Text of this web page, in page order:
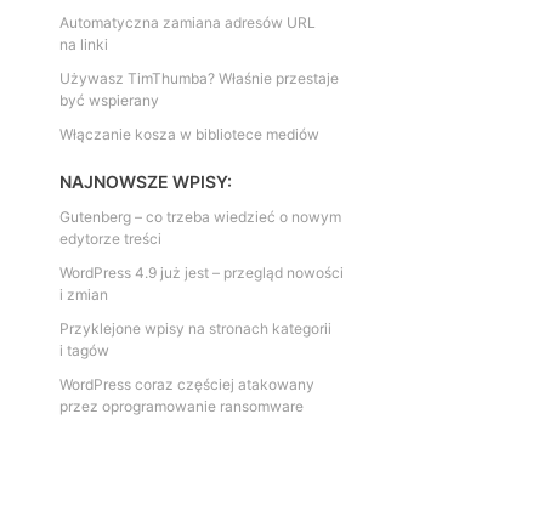
Automatyczna zamiana adresów URL
na linki
Używasz TimThumba? Właśnie przestaje
być wspierany
Włączanie kosza w bibliotece mediów
NAJNOWSZE WPISY:
Gutenberg – co trzeba wiedzieć o nowym
edytorze treści
WordPress 4.9 już jest – przegląd nowości
i zmian
Przyklejone wpisy na stronach kategorii
i tagów
WordPress coraz częściej atakowany
przez oprogramowanie ransomware